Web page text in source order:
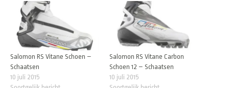
Salomon RS Vitane Schoen –
Schaatsen
10 juli 2015
Salomon RS Vitane Carbon
Schoen 12 – Schaatsen
10 juli 2015